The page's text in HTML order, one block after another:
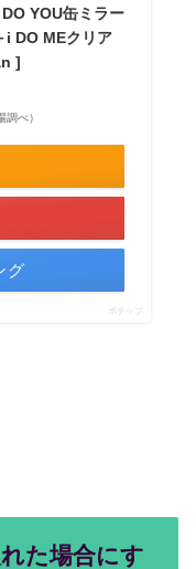
YOU缶ミラー
i DO MEクリア
]
べ）
グ
ポチップ
た場合にす